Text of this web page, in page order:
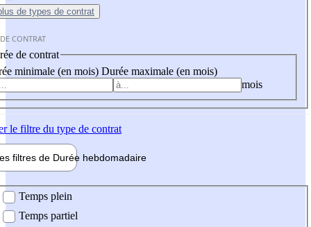
de types de contrat
CONTRAT
de contrat
minimale (en mois) Durée maximale (en mois)
mois
le filtre du type de contrat
filtres de Durée hebdomadaire
Temps plein
Temps partiel